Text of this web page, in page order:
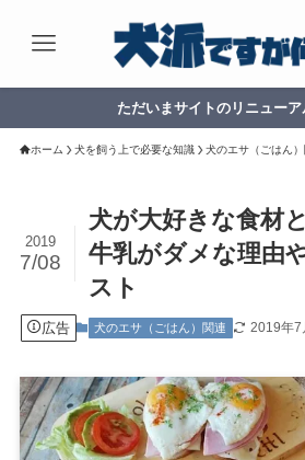
ただいまサイトのリニューア
ホーム 犬を飼う上で必要な知識 犬のエサ（ごはん）
犬が大好きな食材
牛乳がダメな理由
スト
2019
7/08
広告 犬のエサ（ごはん）関連 2019年7